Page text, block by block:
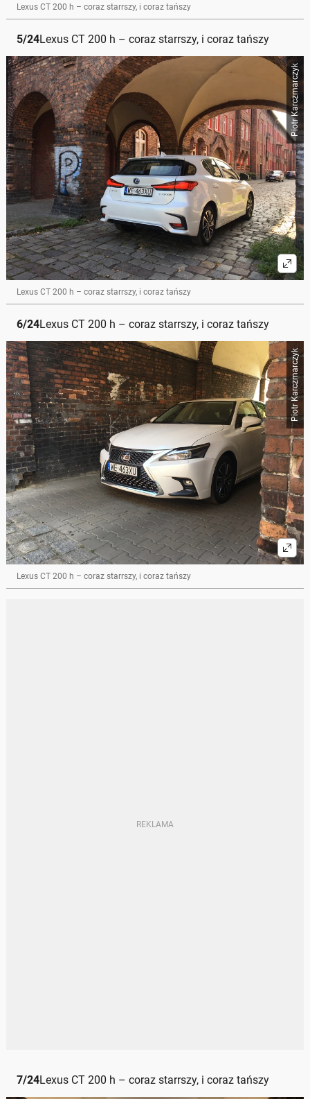
Lexus CT 200 h – coraz starrszy, i coraz tańszy
5/24Lexus CT 200 h – coraz starrszy, i coraz tańszy
Piotr Karczmarczyk
Lexus CT 200 h – coraz starrszy, i coraz tańszy
6/24Lexus CT 200 h – coraz starrszy, i coraz tańszy
Piotr Karczmarczyk
Lexus CT 200 h – coraz starrszy, i coraz tańszy
7/24Lexus CT 200 h – coraz starrszy, i coraz tańszy